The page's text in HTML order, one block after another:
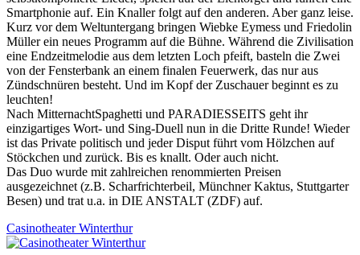
Smartphonie auf. Ein Knaller folgt auf den anderen. Aber ganz leise.
Kurz vor dem Weltuntergang bringen Wiebke Eymess und Friedolin
Müller ein neues Programm auf die Bühne. Während die Zivilisation
eine Endzeitmelodie aus dem letzten Loch pfeift, basteln die Zwei
von der Fensterbank an einem finalen Feuerwerk, das nur aus
Zündschnüren besteht. Und im Kopf der Zuschauer beginnt es zu
leuchten!
Nach MitternachtSpaghetti und PARADIESSEITS geht ihr
einzigartiges Wort- und Sing-Duell nun in die Dritte Runde! Wieder
ist das Private politisch und jeder Disput führt vom Hölzchen auf
Stöckchen und zurück. Bis es knallt. Oder auch nicht.
Das Duo wurde mit zahlreichen renommierten Preisen
ausgezeichnet (z.B. Scharfrichterbeil, Münchner Kaktus, Stuttgarter
Besen) und trat u.a. in DIE ANSTALT (ZDF) auf.
Casinotheater Winterthur